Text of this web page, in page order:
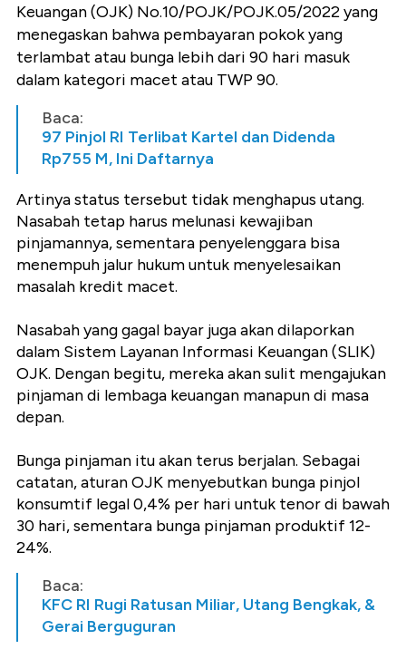
Keuangan (OJK) No.10/POJK/POJK.05/2022 yang
menegaskan bahwa pembayaran pokok yang
terlambat atau bunga lebih dari 90 hari masuk
dalam kategori macet atau TWP 90.
Baca:
97 Pinjol RI Terlibat Kartel dan Didenda
Rp755 M, Ini Daftarnya
Artinya status tersebut tidak menghapus utang.
Nasabah tetap harus melunasi kewajiban
pinjamannya, sementara penyelenggara bisa
menempuh jalur hukum untuk menyelesaikan
masalah kredit macet.
Nasabah yang gagal bayar juga akan dilaporkan
dalam Sistem Layanan Informasi Keuangan (SLIK)
OJK. Dengan begitu, mereka akan sulit mengajukan
pinjaman di lembaga keuangan manapun di masa
depan.
Bunga pinjaman itu akan terus berjalan. Sebagai
catatan, aturan OJK menyebutkan bunga pinjol
konsumtif legal 0,4% per hari untuk tenor di bawah
30 hari, sementara bunga pinjaman produktif 12-
24%.
Baca:
KFC RI Rugi Ratusan Miliar, Utang Bengkak, &
Gerai Berguguran